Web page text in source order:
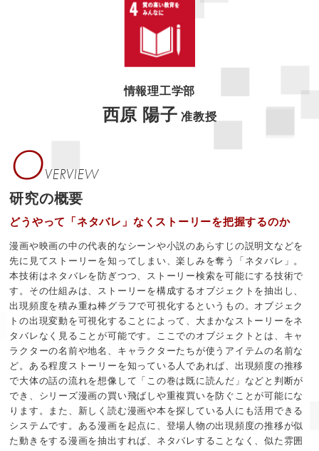
情報理工学部
西原 陽子 准教授
OVERVIEW
研究の概要
どうやって「ネタバレ」なくストーリーを把握するのか
漫画や映画の中の代表的なシーンや小説のあらすじの説明文などを
先に見てストーリーを知ってしまい、楽しみを奪う「ネタバレ」。
本技術はネタバレを防ぎつつ、ストーリー検索を可能にする技術で
す。その仕組みは、ストーリーを構成するオブジェクトを抽出し、
出現頻度を積み重ね棒グラフで可視化するというもの。オブジェク
トの出現変動を可視化することによって、大まかなストーリーをネ
タバレなく見ることが可能です。ここでのオブジェクトとは、キャ
ラクターの名前や地名、キャラクターたちが使うアイテムの名前な
ど。ある程度ストーリーを知っている人であれば、出現頻度の推移
で大体の話の流れを想像して「この巻は既に読んだ」などと判断が
でき、シリーズ漫画の買い飛ばしや重複買いを防ぐことが可能にな
ります。また、新しく読む漫画や本を探している人にも活用できる
システムです。ある漫画を起点に、登場人物の出現頻度の推移が似
た動きをする漫画を抽出すれば、ネタバレすることなく、似た雰囲